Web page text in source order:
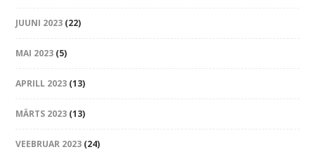
JUUNI 2023 (22)
MAI 2023 (5)
APRILL 2023 (13)
MÄRTS 2023 (13)
VEEBRUAR 2023 (24)